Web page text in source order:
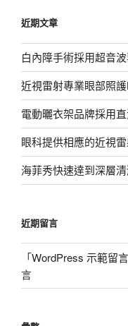
字:
近期文章
白內障手術採用超音
近視雷射專業眼部照
電動曬衣架品牌採用
眼科提供相應的近視
海菲秀快速達到深層
近期留言
「WordPress 示範留
言